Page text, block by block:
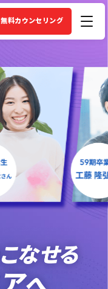
無料カウンセリング